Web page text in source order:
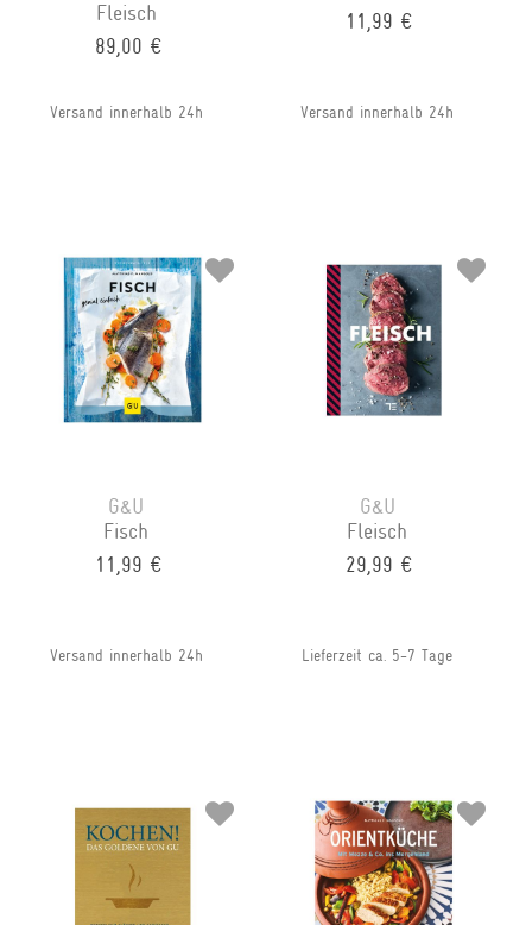
Fleisch
89,00 €
Versand innerhalb 24h
11,99 €
Versand innerhalb 24h
G&U
Fisch
11,99 €
Versand innerhalb 24h
G&U
Fleisch
29,99 €
Lieferzeit ca. 5-7 Tage